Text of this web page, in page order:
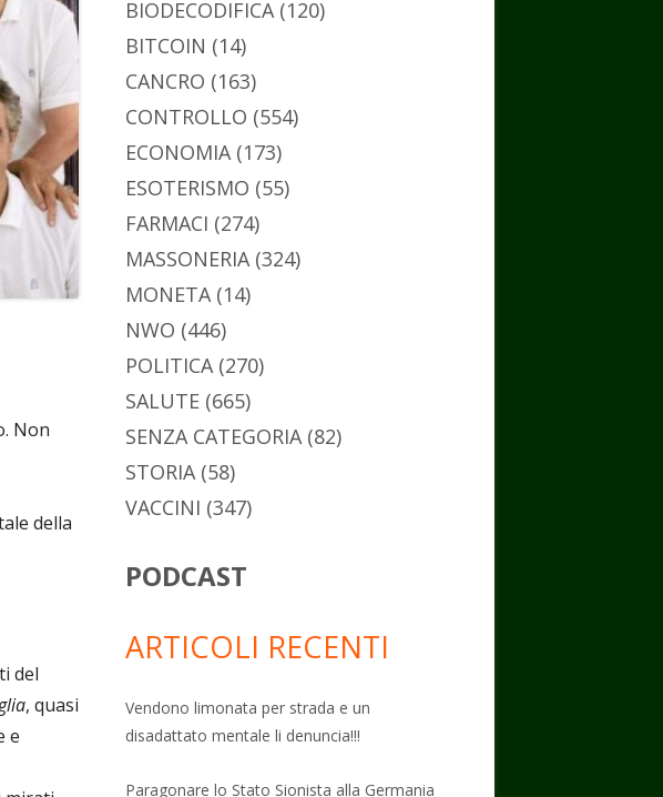
Non
della
del
, quasi
e
BIODECODIFICA(120)
BITCOIN (14)
CANCRO (163)
CONTROLLO (554)
ECONOMIA(173)
ESOTERISMO (55)
FARMACI (274)
MASSONERIA(324)
MONETA(14)
NWO (446)
POLITICA(270)
SALUTE (665)
SENZA CATEGORIA(82)
STORIA(58)
VACCINI (347)
PODCAST
ARTICOLI RECENTI
Vendono limonata per strada e un
disadattato mentale li denuncia!!!
Paragonare lo Stato Sionista alla Germania